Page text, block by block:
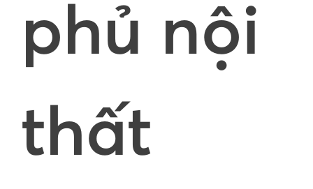
phủ nội
thất